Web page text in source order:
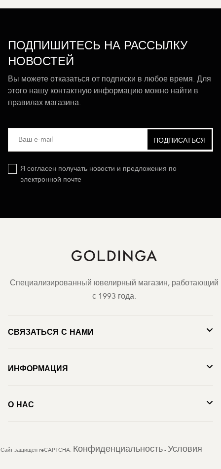
ПОДПИШИТЕСЬ НА РАССЫЛКУ
НОВОСТЕЙ
Вы можете отказаться от подписки в любое время. Для
этого нашу контактную информацию можно найти в
правилах магазина.
Я согласен получать новости и предложения по
электронной почте
Специализированный ювелирный магазин, работающий
с 1993 года.
СВЯЗАТЬСЯ С НАМИ
ИНФОРМАЦИЯ
О НАС
Сайт защищен reCAPTCHA. Конфиденциальность - Условия